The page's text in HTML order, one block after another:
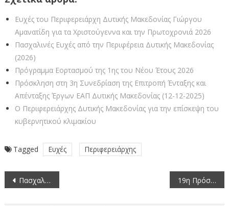
Ευχές του Περιφερειάρχη Δυτικής Μακεδονίας Γιώργου
Αμανατίδη για τα Χριστούγεννα και την Πρωτοχρονιά 2026
Πασχαλινές Ευχές από την Περιφέρεια Δυτικής Μακεδονίας
(2026)
Πρόγραμμα Εορτασμού της 1ης του Νέου Έτους 2026
Πρόσκληση στη 3η Συνεδρίαση της Επιτροπή Ένταξης και
Απένταξης Έργων ΕΑΠ Δυτικής Μακεδονίας (12-12-2025)
Ο Περιφερειάρχης Δυτικής Μακεδονίας για την επίσκεψη του
κυβερνητικού κλιμακίου
Tagged Ευχές Περιφερειάρχης
Πλοήγηση
άρθρων
Πασχαλινές ευχές 2024 (video) 19η Πρόσκληση σε συνεδρίαση της Περιφερειακής Επιτροπής της Περιφέρειας Δυτικής Μακεδονίας Δια Ζώσης (8-5-2024)